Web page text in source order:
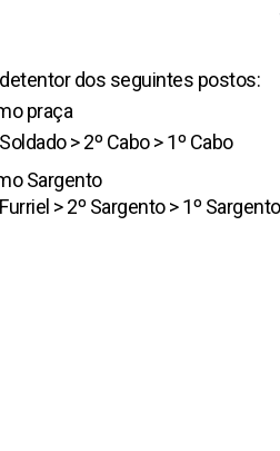
dos seguintes postos:
praça
Soldado > 2º Cabo > 1º Cabo
Sargento
Furriel > 2º Sargento > 1º